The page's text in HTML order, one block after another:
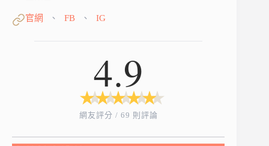
官網 、 FB 、 IG
4.9
★
★ ★
★ ★
★ ★
★ ★
★
網友評分 / 69 則評論